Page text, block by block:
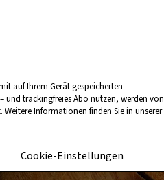
auf Ihrem Gerät gespeicherten
und trackingfreies Abo nutzen, werden von
Informationen finden Sie in unserer
Cookie-Einstellungen